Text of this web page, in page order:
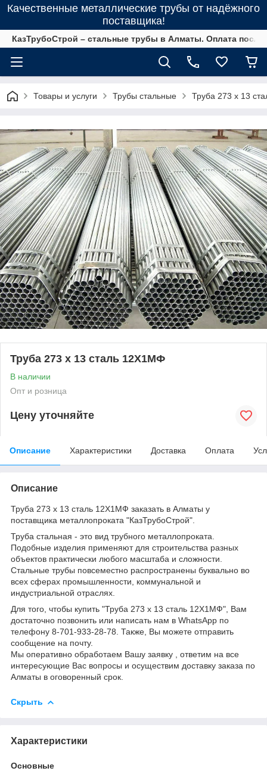
Качественные металлические трубы от надёжного
поставщика!
КазТрубоСтрой – стальные трубы в Алматы. Оплата
Товары и услуги Трубы стальные Труба 273 х 13
Труба 273 х 13 сталь 12Х1МФ
В наличии
Опт и розница
Цену уточняйте
Описание Характеристики Доставка Оплата
Описание
Труба 273 х 13 сталь 12Х1МФ заказать в Алматы у
поставщика металлопроката "КазТрубоСтрой".
Труба стальная - это вид трубного металлопроката.
Подобные изделия применяют для строительства разных
объектов практически любого масштаба и сложности.
Стальные трубы повсеместно распространены буквально во
всех сферах промышленности, коммунальной и
индустриальной отраслях.
Для того, чтобы купить "Труба 273 х 13 сталь 12Х1МФ", Вам
достаточно позвонить или написать нам в WhatsApp по
телефону 8-701-933-28-78. Также, Вы можете отправить
сообщение на почту.
Мы оперативно обработаем Вашу заявку , ответим на все
интересующие Вас вопросы и осуществим доставку заказа по
Алматы в оговоренный срок.
Скрыть
Характеристики
Основные